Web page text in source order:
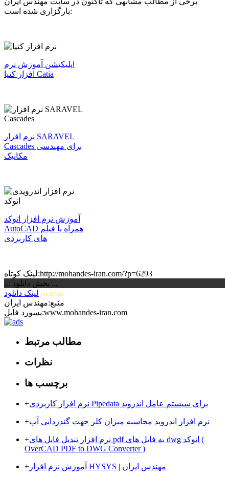
بارگزاری شده است:
اپلیکیشن آموزش نرم
افزار کتیا Catia
نرم افزار SARAVEL
Cascades برای مهندسی
مکانیک
آموزش نرم افزار اتوکد
AutoCAD همراه با فیلم
های کاربردی
لینک کوتاه:http://mohandes-iran.com/?p=6293
... بخش دانلود ...
لینک دانلود
(14.16Mb)
منبع:مهندس ایران
پسورد فایل:www.mohandes-iran.com
مطالب مرتبط
نظرات
برچسب ها
+ نرم افزار کاربردی Pipedata برای سیستم عامل اندروید
+نرم افزار اندروید محاسبه میزان کلر جهت گندزدایی آب
+نرم افزار تبدیل فایل های pdf به فایل های dwg اتوکد (
OverCAD PDF to DWG Converter )
+ آموزش نرم افزار HYSYS | مهندس ایران